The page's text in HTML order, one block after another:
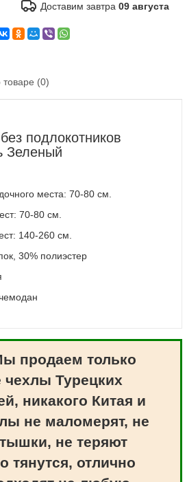
Доставим завтра09 августа
(0)
подлокотников
Зеленый
места: 70-80 см.
70-80 см.
140-260 см.
30% полиэстер
продаем только
Турецких
никакого Китая и
не маломерят, не
не теряют
отлично